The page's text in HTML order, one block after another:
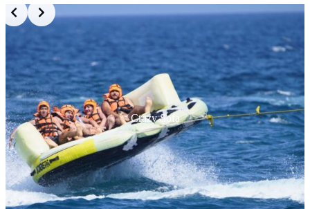
Crazy Sofa